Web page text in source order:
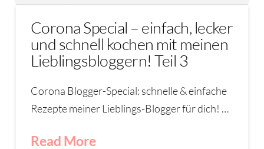
Corona Special – einfach, lecker
und schnell kochen mit meinen
Lieblingsbloggern! Teil 3
Corona Blogger-Special: schnelle & einfache
Rezepte meiner Lieblings-Blogger für dich! …
Read More